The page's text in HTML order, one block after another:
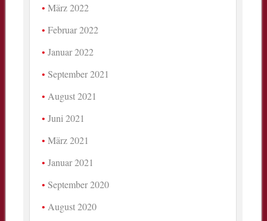
März 2022
Februar 2022
Januar 2022
September 2021
August 2021
Juni 2021
März 2021
Januar 2021
September 2020
August 2020